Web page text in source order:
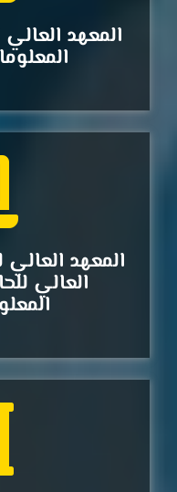
المعهد
المعهد العالي
العالي